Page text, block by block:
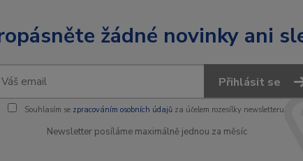
žádné novinky ani
Přihlásit se
Souhlasím se zpracováním osobních údajůza účelem rozesílky newsletteru.
Newsletter posíláme maximálně jednou za měsíc